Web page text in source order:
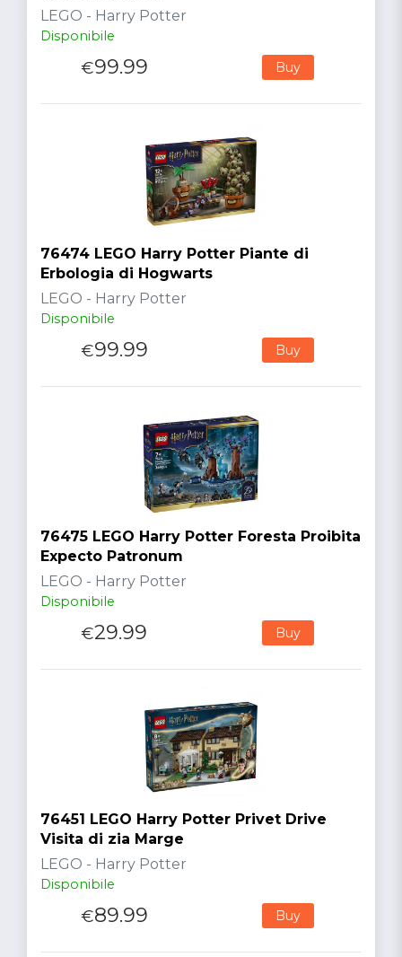
LEGO - Harry Potter
Disponibile
€99.99 Buy
76474 LEGO Harry Potter Piante di
Erbologia di Hogwarts
LEGO - Harry Potter
Disponibile
€99.99 Buy
76475 LEGO Harry Potter Foresta Proibita
Expecto Patronum
LEGO - Harry Potter
Disponibile
€29.99 Buy
76451 LEGO Harry Potter Privet Drive
Visita di zia Marge
LEGO - Harry Potter
Disponibile
€89.99 Buy